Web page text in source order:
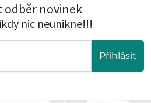
odběr novinek
nic neunikne!!!
Příhlásit